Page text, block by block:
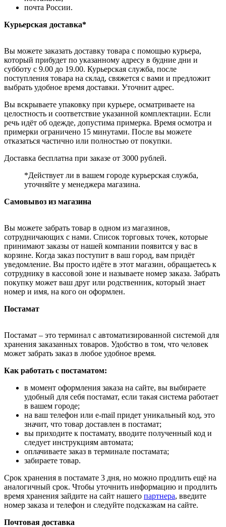
почта России.
Курьерская доставка*
Вы можете заказать доставку товара с помощью курьера,
который прибудет по указанному адресу в будние дни и
субботу с 9.00 до 19.00. Курьерская служба, после
поступления товара на склад, свяжется с вами и предложит
выбрать удобное время доставки. Уточнит адрес.
Вы вскрываете упаковку при курьере, осматриваете на
целостность и соответствие указанной комплектации. Если
речь идёт об одежде, допустима примерка. Время осмотра и
примерки ограничено 15 минутами. После вы можете
отказаться частично или полностью от покупки.
Доставка бесплатна при заказе от 3000 рублей.
*Действует ли в вашем городе курьерская служба,
уточняйте у менеджера магазина.
Самовывоз из магазина
Вы можете забрать товар в одном из магазинов,
сотрудничающих с нами. Список торговых точек, которые
принимают заказы от нашей компании появится у вас в
корзине. Когда заказ поступит в ваш город, вам придёт
уведомление. Вы просто идёте в этот магазин, обращаетесь к
сотруднику в кассовой зоне и называете номер заказа. Забрать
покупку может ваш друг или родственник, который знает
номер и имя, на кого он оформлен.
Постамат
Постамат – это терминал с автоматизированной системой для
хранения заказанных товаров. Удобство в том, что человек
может забрать заказ в любое удобное время.
Как работать с постаматом:
в момент оформления заказа на сайте, вы выбираете
удобный для себя постамат, если такая система работает
в вашем городе;
на ваш телефон или e-mail придет уникальный код, это
значит, что товар доставлен в постамат;
вы приходите к постамату, вводите полученный код и
следует инструкциям автомата;
оплачиваете заказ в терминале постамата;
забираете товар.
Срок хранения в постамате 3 дня, но можно продлить ещё на
аналогичный срок. Чтобы уточнить информацию и продлить
время хранения зайдите на сайт нашего партнера, введите
номер заказа и телефон и следуйте подсказкам на сайте.
Почтовая доставка